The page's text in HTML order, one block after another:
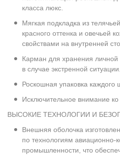
класса люкс.
Мягкая подкладка из
красного оттенка и овечьей
свойствами на внутренней
Карман для хранения
в случае экстренной ситуации.
Роскошная упаковка каждого
Исключительное внимание ко
ВЫСОКИЕ ТЕХНОЛОГИИ И
Внешняя оболочка
по технологиям авиационно-
промышленности, что